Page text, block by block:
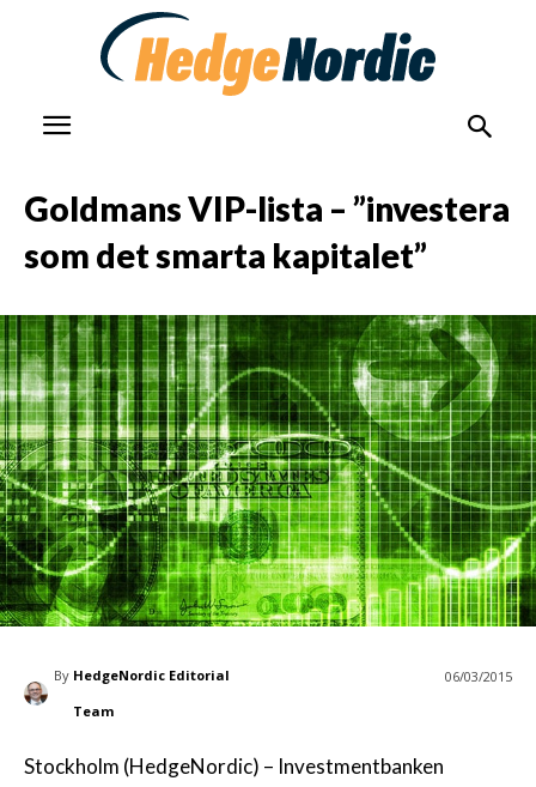
Goldmans VIP-lista – ”investera
som det smarta kapitalet”
By HedgeNordic Editorial
Team
06/03/2015
Stockholm (HedgeNordic) – Investmentbanken